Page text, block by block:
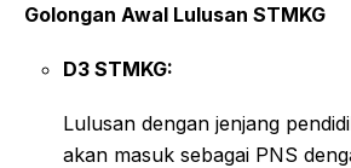
Golongan Awal Lulusan STMKG
D3 STMKG:
Lulusan dengan jenjang
akan masuk sebagai PNS